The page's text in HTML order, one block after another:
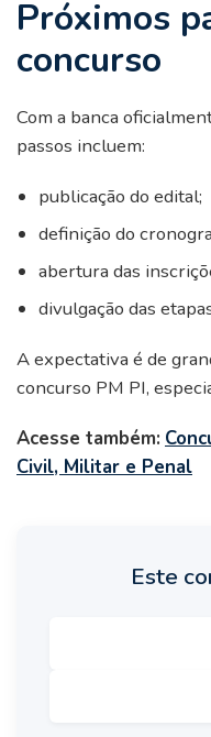
Próximos
concurso
Com a banca
passos incluem:
publicação do edital;
definição do
abertura das
divulgação das
A expectativa é de
concurso PM PI,
Acesse também:
Civil, Militar e Penal
Este